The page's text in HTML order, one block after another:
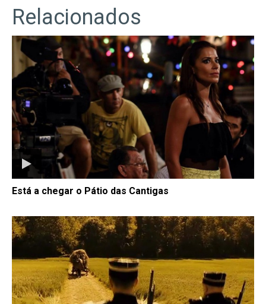
Relacionados
Está a chegar o Pátio das Cantigas